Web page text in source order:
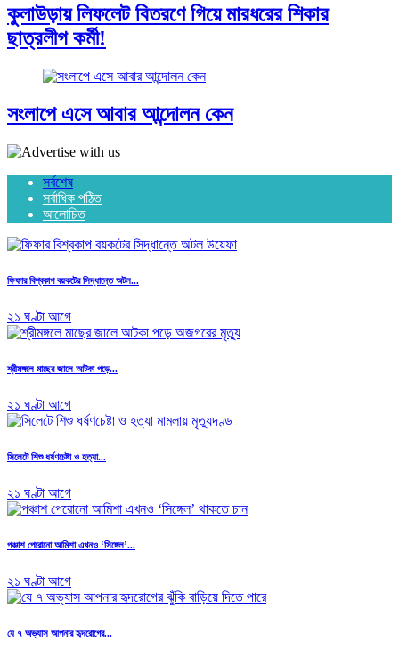
কুলাউড়ায় লিফলেট বিতরণে গিয়ে মারধরের শিকার
ছাত্রলীগ কর্মী!
সংলাপে এসে আবার আন্দোলন কেন
সর্বশেষ
সর্বাধিক পঠিত
আলোচিত
ফিফার বিশ্বকাপ বয়কটের সিদ্ধান্তে অটল...
২১ ঘণ্টা আগে
শ্রীমঙ্গলে মাছের জালে আটকা পড়ে...
২১ ঘণ্টা আগে
সিলেটে শিশু ধর্ষণচেষ্টা ও হত্যা...
২১ ঘণ্টা আগে
পঞ্চাশ পেরোনো আমিশা এখনও ‘সিঙ্গেল’...
২১ ঘণ্টা আগে
যে ৭ অভ্যাস আপনার হৃদরোগের...